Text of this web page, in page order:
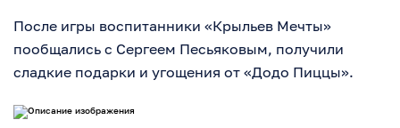
После игры воспитанники «Крыльев Мечты»
пообщались с Сергеем Песьяковым, получили
сладкие подарки и угощения от «Додо Пиццы».